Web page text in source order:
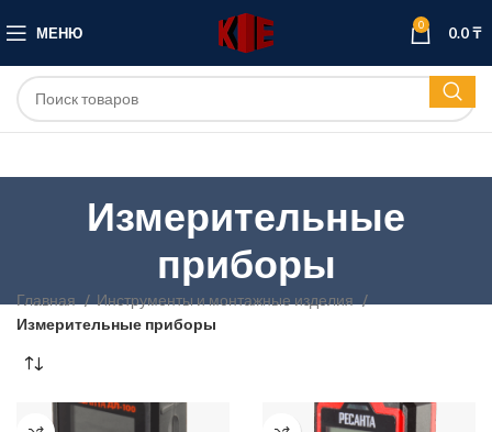
МЕНЮ 0 0.0₸
Измерительные
приборы
Главная
Инструменты и монтажные изделия
Измерительные приборы